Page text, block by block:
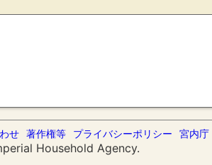
せ 著作権等 プライバシーポリシー 宮内庁
Household Agency.